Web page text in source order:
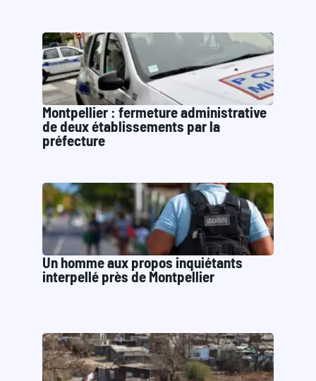
Montpellier : fermeture administrative
de deux établissements par la
préfecture
Un homme aux propos inquiétants
interpellé près de Montpellier